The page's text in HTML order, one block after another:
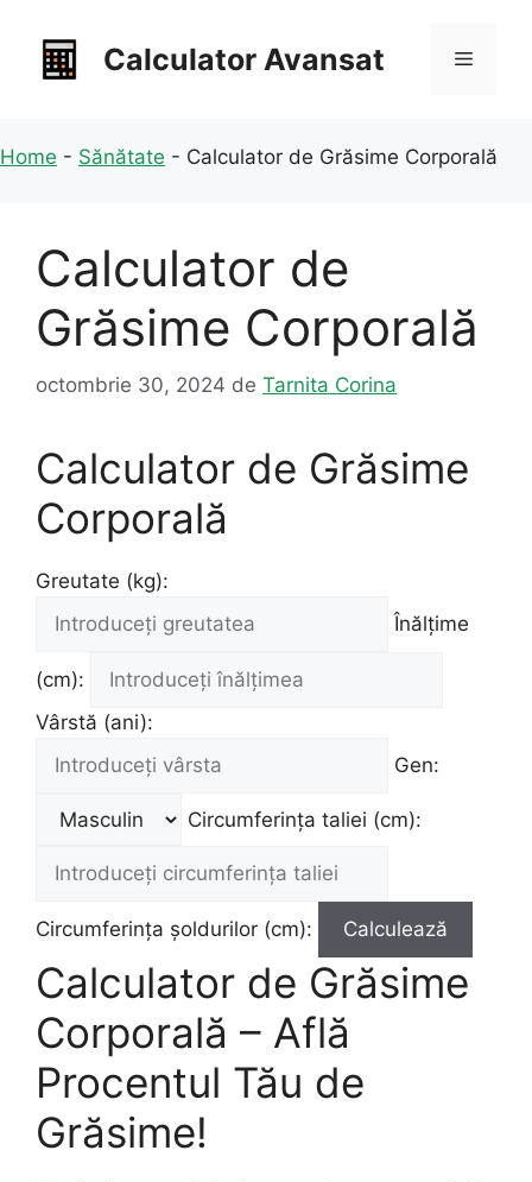
conținut
Calculator Avansat Meniu
Home - Sănătate - Calculator de Grăsime Corporală
Calculator de
Grăsime Corporală
octombrie 30, 2024 de Tarnita Corina
Calculator de Grăsime
Corporală
Greutate (kg):
Înălțime
(cm):
Vârstă (ani):
Gen:
Circumferința taliei (cm):
Circumferința șoldurilor (cm): Calculează
Calculator de Grăsime
Corporală – Află
Procentul Tău de
Grăsime!